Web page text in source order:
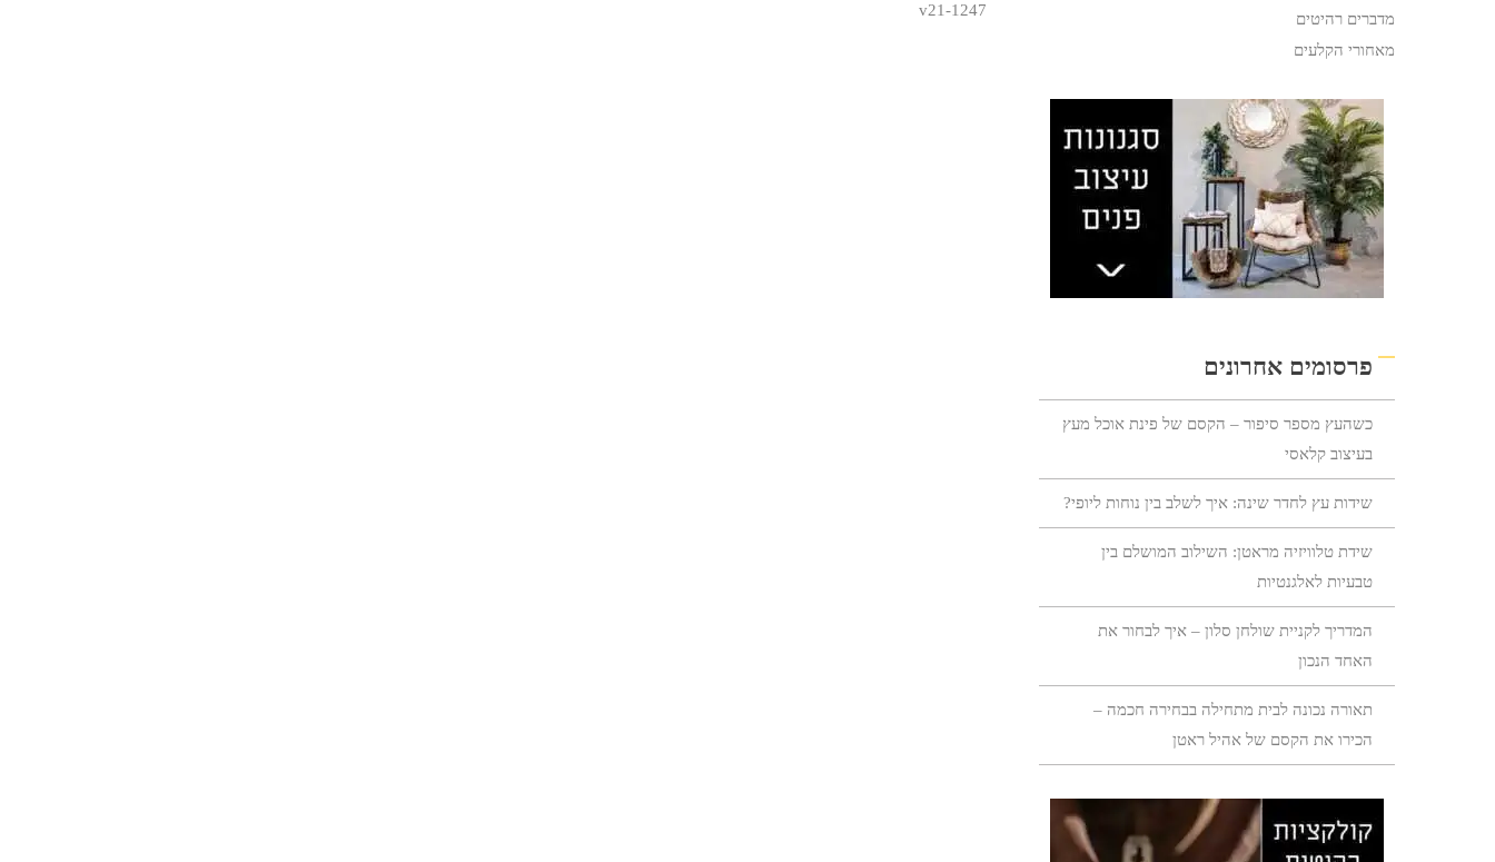
1247-v21
מדברים רהיטים
מאחורי הקלעים
פרסומים אחרונים
כשהעץ מספר סיפור – הקסם של פינת אוכל מעץ
בעיצוב קלאסי
שידות עץ לחדר שינה: איך לשלב בין נוחות ליופי?
שידת טלוויזיה מראטן: השילוב המושלם בין
טבעיות לאלגנטיות
המדריך לקניית שולחן סלון – איך לבחור את
האחד הנכון
תאורה נכונה לבית מתחילה בבחירה חכמה –
הכירו את הקסם של אהיל ראטן